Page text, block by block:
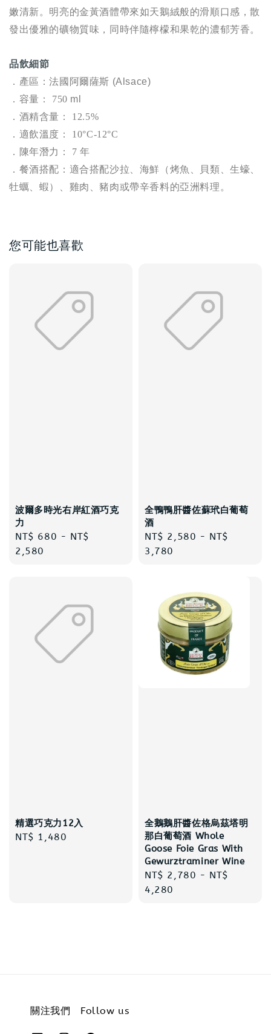
嫩清新。明亮的金黃酒體帶來如天鵝絨般的滑順口感，散
發出優雅的礦物質味，同時伴隨檸檬和果乾的濃郁芳香。
品飲細節
．產區：法國阿爾薩斯 (Alsace)
．容量：
750 ml
． 酒精含量：
12.5%
． 適飲溫度： 10°C-12°C
． 陳年潛力： 7 年
． 餐酒搭配：適合搭配沙拉、海鮮（烤魚、貝類、生蠔、
牡蠣、蝦）、雞肉、豬肉或帶辛香料的亞洲料理。
您可能也喜歡
波爾多時光右岸紅酒巧克
力
Regular
price
NT$ 680 - NT$
2,580
全鴨鴨肝醬佐蘇玳白葡萄
酒
Regular
price
NT$ 2,580 - NT$
3,780
精選巧克力12入
Regular
NT$ 1,480
全鵝鵝肝醬佐格烏茲塔明
那白葡萄酒 Whole
Goose Foie Gras With
Gewurztraminer Wine
Regular
price
NT$ 2,780 - NT$
4,280
關注我們 Follow us